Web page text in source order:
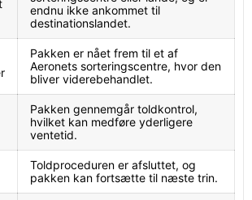
endnu ikke ankommet til
destinationslandet.
Pakken er nået frem til et af
Aeronets sorteringscentre, hvor den
bliver viderebehandlet.
Pakken gennemgår toldkontrol,
hvilket kan medføre yderligere
ventetid.
Toldproceduren er afsluttet, og
pakken kan fortsætte til næste trin.